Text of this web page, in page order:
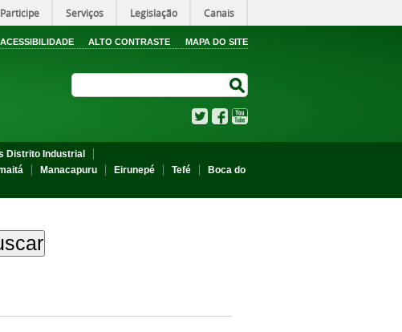
Participe Serviços Legislação Canais
ACESSIBILIDADE ALTO CONTRASTE MAPA DO SITE
TwitterFacebook
Distrito Industrial
Manacapuru Eirunepé Tefé
Boca do